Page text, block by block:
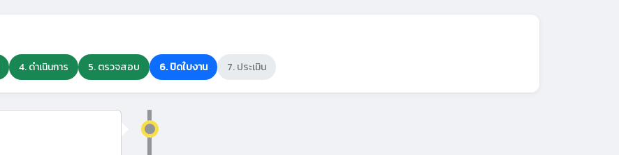
4. ดำเนินการ 5. ตรวจสอบ 6. ปิดใบงาน 7. ประเมิน